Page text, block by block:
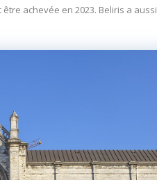
achevée en 2023. Beliris a